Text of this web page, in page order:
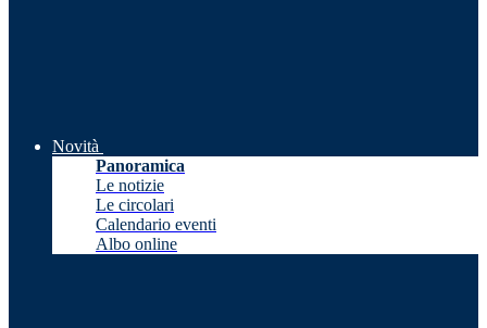
Novità
Panoramica
Le notizie
Le circolari
Calendario eventi
Albo online